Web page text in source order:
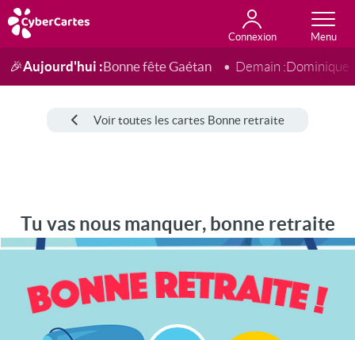
Connexion
Anniversaire
Fête du jour
Amour
Amitié
Merci
Toutes les cartes
🎉Aujourd'hui :Bonne fête Gaétan Demain :Dominique
Voir toutes les cartes Bonne retraite
Tu vas nous manquer, bonne retraite